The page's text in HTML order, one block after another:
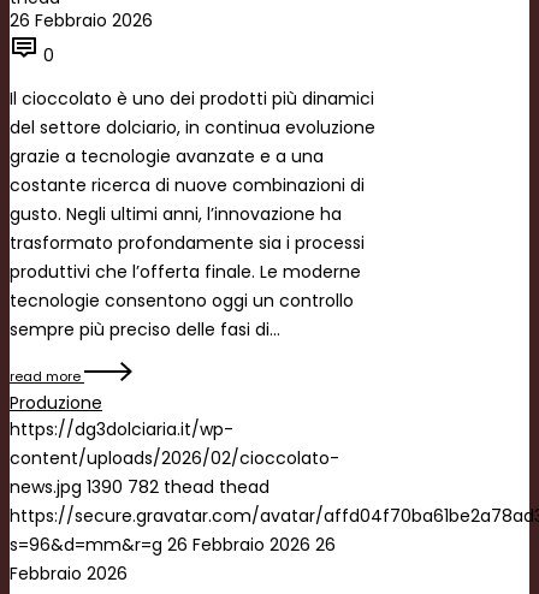
26 Febbraio 2026
0
Il cioccolato è uno dei prodotti più dinamici
del settore dolciario, in continua evoluzione
grazie a tecnologie avanzate e a una
costante ricerca di nuove combinazioni di
gusto. Negli ultimi anni, l’innovazione ha
trasformato profondamente sia i processi
produttivi che l’offerta finale. Le moderne
tecnologie consentono oggi un controllo
sempre più preciso delle fasi di…
read more
Produzione
https://dg3dolciaria.it/wp-
content/uploads/2026/02/cioccolato-
news.jpg 1390 782 thead thead
https://secure.gravatar.com/avatar/
s=96&d=mm&r=g 26 Febbraio 2026 26
Febbraio 2026